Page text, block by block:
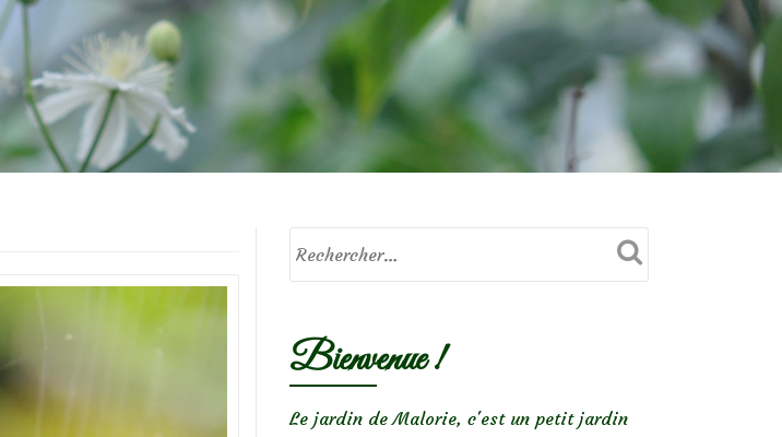
Bienvenue !
Le jardin de Malorie, c'est un petit jardin